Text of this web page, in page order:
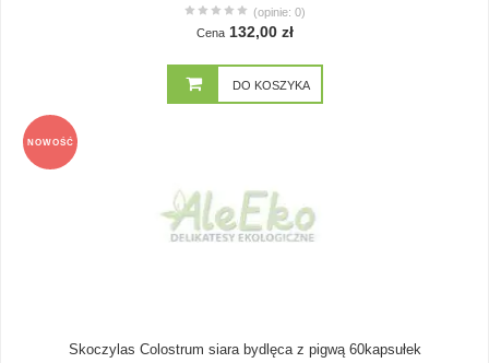
(opinie: 0)
Cena 132,00 zł
DO KOSZYKA
NOWOŚĆ
Skoczylas Colostrum siara bydlęca z pigwą 60kapsułek